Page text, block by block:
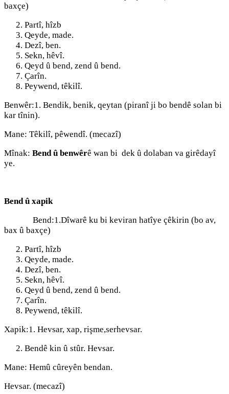
baxçe)
Partî, hîzb
Qeyde, made.
Dezî, ben.
Sekn, hêvî.
Qeyd û bend, zend û bend.
Çarîn.
Peywend, têkilî.
Benwêr:1. Bendik, benik, qeytan (piranî ji bo bendê solan bi
kar tînin).
Mane: Têkilî, pêwendî. (mecazî)
Mînak: Bend û benwêrê wan bi dek û dolaban va girêdayî
ye.
Bend û xapik
Bend:1.Dîwarê ku bi keviran hatîye çêkirin (bo av,
bax û baxçe)
Partî, hîzb
Qeyde, made.
Dezî, ben.
Sekn, hêvî.
Qeyd û bend, zend û bend.
Çarîn.
Peywend, têkilî.
Xapik:1. Hevsar, xap, rişme,serhevsar.
Bendê kin û stûr. Hevsar.
Mane: Hemû cûreyên bendan.
Hevsar. (mecazî)